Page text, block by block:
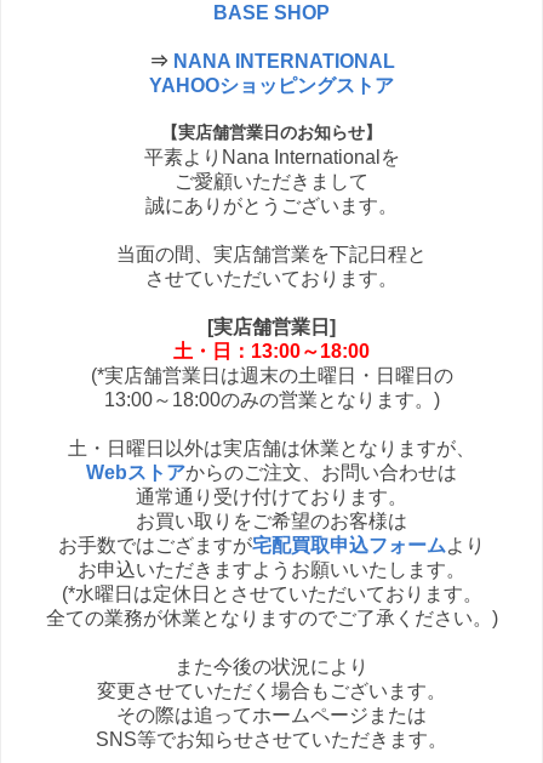
BASE SHOP
⇒ NANA INTERNATIONAL
YAHOOショッピングストア
【実店舗営業日のお知らせ】
平素よりNana Internationalを
ご愛顧いただきまして
誠にありがとうございます。
当面の間、実店舗営業を下記日程と
させていただいております。
[実店舗営業日]
土・日：13:00～18:00
(*実店舗営業日は週末の土曜日・日曜日の
13:00～18:00のみの営業となります。)
土・日曜日以外は実店舗は休業となりますが、
Webストアからのご注文、お問い合わせは
通常通り受け付けております。
お買い取りをご希望のお客様は
お手数ではござますが宅配買取申込フォームより
お申込いただきますようお願いいたします。
(*水曜日は定休日とさせていただいております。
全ての業務が休業となりますのでご了承ください。)
また今後の状況により
変更させていただく場合もございます。
その際は追ってホームページまたは
SNS等でお知らせさせていただきます。